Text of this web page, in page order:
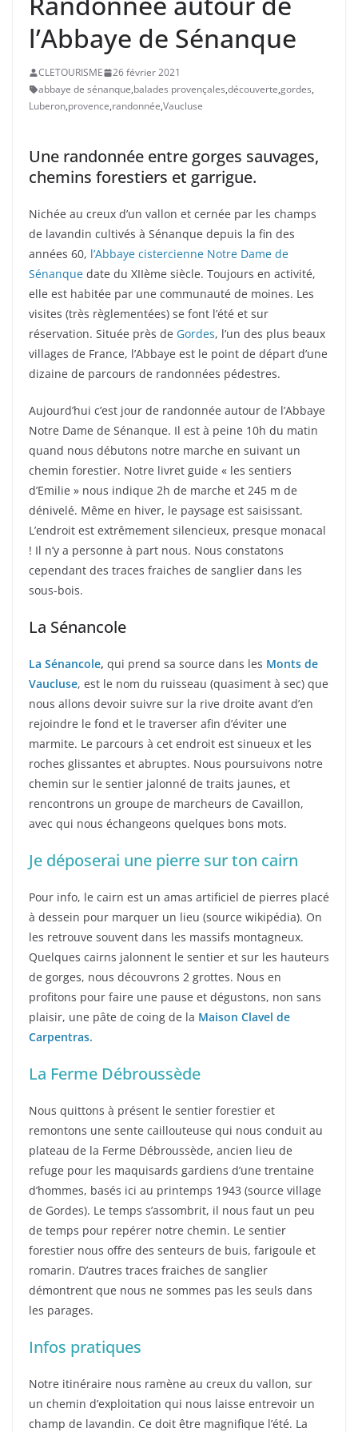
l’Abbaye de Sénanque
CLETOURISME
26 février 2021
abbaye de sénanque,balades provençales,découverte,gordes,
Luberon,provence,randonnée,Vaucluse
Une randonnée entre gorges sauvages,
chemins forestiers et garrigue.
Nichée au creux d’un vallon et cernée par les champs
de lavandin cultivés à Sénanque depuis la fin des
années 60, l’Abbaye cistercienne Notre Dame de
Sénanque date du XIIème siècle. Toujours en activité,
elle est habitée par une communauté de moines. Les
visites (très règlementées) se font l’été et sur
réservation. Située près de Gordes, l’un des plus beaux
villages de France, l’Abbaye est le point de départ d’une
dizaine de parcours de randonnées pédestres.
Aujourd’hui c’est jour de randonnée autour de l’Abbaye
Notre Dame de Sénanque. Il est à peine 10h du matin
quand nous débutons notre marche en suivant un
chemin forestier. Notre livret guide « les sentiers
d’Emilie » nous indique 2h de marche et 245 m de
dénivelé. Même en hiver, le paysage est saisissant.
L’endroit est extrêmement silencieux, presque monacal
! Il n’y a personne à part nous. Nous constatons
cependant des traces fraiches de sanglier dans les
sous-bois.
La Sénancole
La Sénancole, qui prend sa source dans les Monts de
Vaucluse, est le nom du ruisseau (quasiment à sec) que
nous allons devoir suivre sur la rive droite avant d’en
rejoindre le fond et le traverser afin d’éviter une
marmite. Le parcours à cet endroit est sinueux et les
roches glissantes et abruptes. Nous poursuivons notre
chemin sur le sentier jalonné de traits jaunes, et
rencontrons un groupe de marcheurs de Cavaillon,
avec qui nous échangeons quelques bons mots.
Je déposerai une pierre sur ton cairn
Pour info, le cairn est un amas artificiel de pierres placé
à dessein pour marquer un lieu (source wikipédia). On
les retrouve souvent dans les massifs montagneux.
Quelques cairns jalonnent le sentier et sur les hauteurs
de gorges, nous découvrons 2 grottes. Nous en
profitons pour faire une pause et dégustons, non sans
plaisir, une pâte de coing de la Maison Clavel de
Carpentras.
La Ferme Débroussède
Nous quittons à présent le sentier forestier et
remontons une sente caillouteuse qui nous conduit au
plateau de la Ferme Débroussède, ancien lieu de
refuge pour les maquisards gardiens d’une trentaine
d’hommes, basés ici au printemps 1943 (source village
de Gordes). Le temps s’assombrit, il nous faut un peu
de temps pour repérer notre chemin. Le sentier
forestier nous offre des senteurs de buis, farigoule et
romarin. D’autres traces fraiches de sanglier
démontrent que nous ne sommes pas les seuls dans
les parages.
Infos pratiques
Notre itinéraire nous ramène au creux du vallon, sur
un chemin d’exploitation qui nous laisse entrevoir un
champ de lavandin. Ce doit être magnifique l’été. La